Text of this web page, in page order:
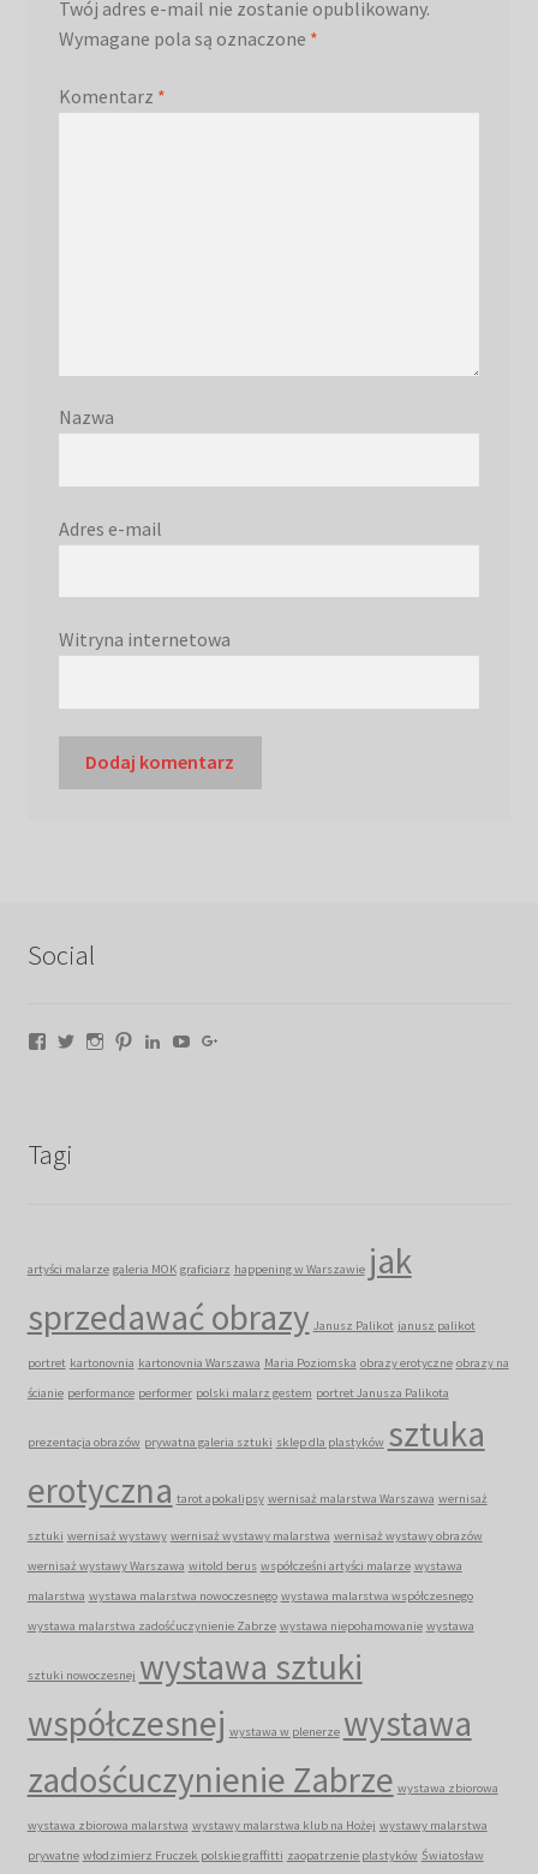
Twój adres e-mail nie zostanie opublikowany.
Wymagane pola są oznaczone *
Komentarz *
Nazwa
Adres e-mail
Witryna internetowa
Social
Facebook
TwitterInstagram
PinterestLinkedIn
YouTube
Tagi
artyści malarze galeria MOK graficiarz happening w Warszawie jak
sprzedawać obrazy Janusz Palikot janusz palikot
portret kartonovnia kartonovnia Warszawa Maria Poziomska obrazy erotyczne obrazy na
ścianie performance performer polski malarz gestem portret Janusza Palikota
prezentacja obrazów prywatna galeria sztuki sklep dla plastyków sztuka
erotyczna tarot apokalipsy wernisaż malarstwa Warszawa wernisaż
sztuki wernisaż wystawy wernisaż wystawy malarstwa wernisaż wystawy obrazów
wernisaż wystawy Warszawa witold berus współcześni artyści malarze wystawa
malarstwa wystawa malarstwa nowoczesnego wystawa malarstwa współczesnego
wystawa malarstwa zadośćuczynienie Zabrze wystawa niepohamowanie wystawa
sztuki nowoczesnej wystawa sztuki
współczesnej wystawa w plenerze wystawa
zadośćuczynienie Zabrze wystawa zbiorowa
wystawa zbiorowa malarstwa wystawy malarstwa klub na Hożej wystawy malarstwa
prywatne włodzimierz Fruczek polskie graffitti zaopatrzenie plastyków Światosław